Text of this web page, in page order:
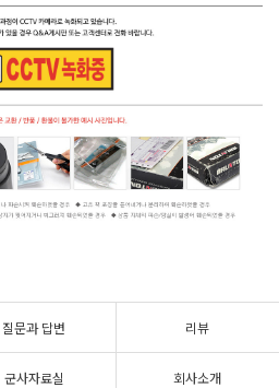
질문과 답변 리뷰
군사자료실 회사소개